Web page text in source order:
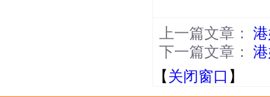
上一篇文章：
下一篇文章：
【 关闭窗口 】